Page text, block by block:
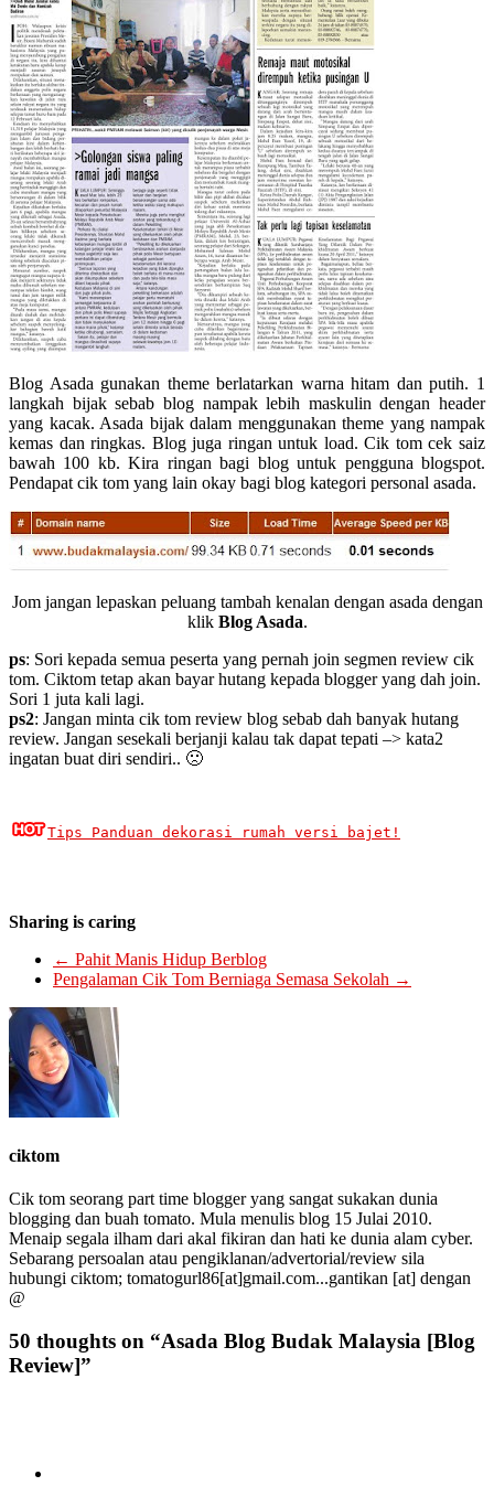
Blog Asada gunakan theme berlatarkan warna hitam dan putih. 1
langkah bijak sebab blog nampak lebih maskulin dengan header
yang kacak. Asada bijak dalam menggunakan theme yang nampak
kemas dan ringkas. Blog juga ringan untuk load. Cik tom cek saiz
bawah 100 kb. Kira ringan bagi blog untuk pengguna blogspot.
Pendapat cik tom yang lain okay bagi blog kategori personal asada.
Jom jangan lepaskan peluang tambah kenalan dengan asada dengan
klik Blog Asada.
ps: Sori kepada semua peserta yang pernah join segmen review cik
tom. Ciktom tetap akan bayar hutang kepada blogger yang dah join.
Sori 1 juta kali lagi.
ps2: Jangan minta cik tom review blog sebab dah banyak hutang
review. Jangan sesekali berjanji kalau tak dapat tepati –> kata2
ingatan buat diri sendiri.. 🙁
Tips Panduan dekorasi rumah versi bajet!
Sharing is caring
← Pahit Manis Hidup Berblog
Pengalaman Cik Tom Berniaga Semasa Sekolah →
ciktom
Cik tom seorang part time blogger yang sangat sukakan dunia
blogging dan buah tomato. Mula menulis blog 15 Julai 2010.
Menaip segala ilham dari akal fikiran dan hati ke dunia alam cyber.
Sebarang persoalan atau pengiklanan/advertorial/review sila
hubungi ciktom; tomatogurl86[at]gmail.com...gantikan [at] dengan
@
50 thoughts on “Asada Blog Budak Malaysia [Blog
Review]”